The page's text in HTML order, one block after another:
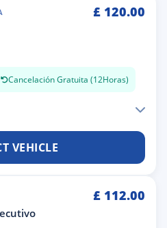
£ 120.00
Cancelación Gratuita (12Horas)
VEHICLE
£ 112.00